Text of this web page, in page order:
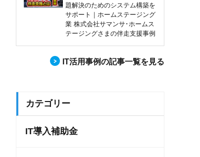
題解決のためのシステム構築を
サポート｜ホームステージング
業 株式会社サマンサ･ホームス
テージングさまの伴走支援事例
IT活用事例の記事一覧を見る
カテゴリー
IT導入補助金